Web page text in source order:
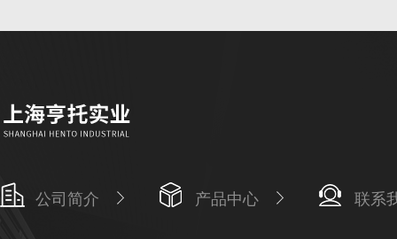
公司简介 产品中心 联系